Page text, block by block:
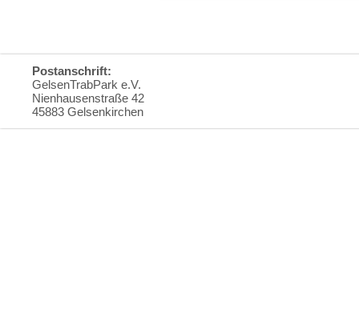
Postanschrift:
GelsenTrabPark e.V.
Nienhausenstraße 42
45883 Gelsenkirchen